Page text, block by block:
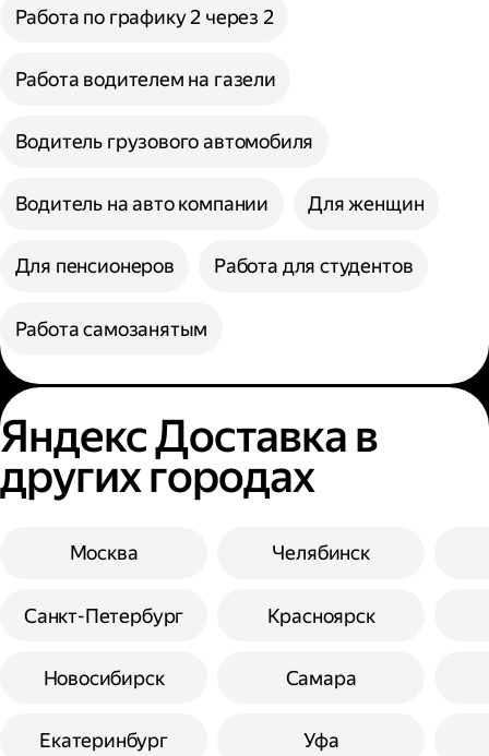
Работа по графику 2 через 2
Работа водителем на газели
Водитель грузового автомобиля
Водитель на авто компании Для женщин
Для пенсионеров Работа для студентов
Работа самозанятым
Яндекс Доставка в
других городах
Москва
Санкт-Петербург
Новосибирск
Екатеринбург
Челябинск
Красноярск
Самара
Уфа